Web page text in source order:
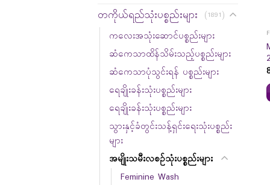
တကိုယ်ရည်သုံးပစ္စည်းများ (1891)
ကလေးအသုံးဆောင်ပစ္စည်းများ
ဆံကေသာထိန်သိမ်းသည့်ပစ္စည်းများ
ဆံကေသာပုံသွင်းရန် ပစ္စည်းများ
ရေချိုးခန်းသုံးပစ္စည်းများ
ရေချိုးခန်းသုံးပစ္စည်းများ
သွားနှင့်ခံတွင်းသန့်ရှင်းရေးသုံးပစ္စည်း
များ
အမျိုးသမီးလစဉ်သုံးပစ္စည်းများ
Feminine Wash